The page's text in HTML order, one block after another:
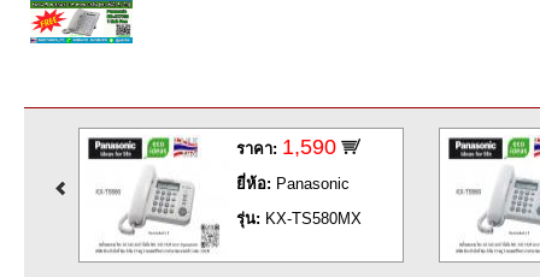
ราคา: 1,590
ยี่ห้อ: Panasonic
รุ่น: KX-TS580MX